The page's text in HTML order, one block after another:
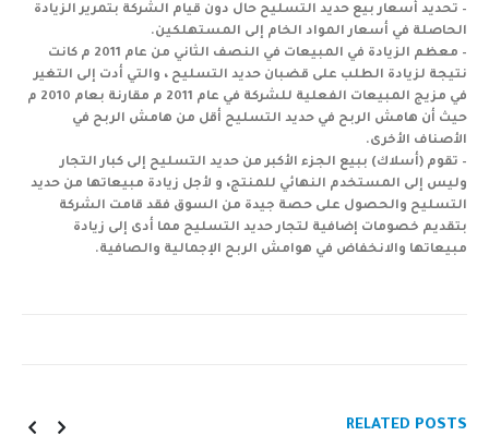
– تحديد أسعار بيع حديد التسليح حال دون قيام الشركة بتمرير الزيادة
الحاصلة في أسعار المواد الخام إلى المستهلكين.
– معظم الزيادة في المبيعات في النصف الثاني من عام 2011 م كانت
نتيجة لزيادة الطلب على قضبان حديد التسليح ، والتي أدت إلى التغير
في مزيج المبيعات الفعلية للشركة في عام 2011 م مقارنة بعام 2010 م
حيث أن هامش الربح في حديد التسليح أقل من هامش الربح في
الأصناف الأخرى.
– تقوم (أسلاك) ببيع الجزء الأكبر من حديد التسليح إلى كبار التجار
وليس إلى المستخدم النهائي للمنتج، و لأجل زيادة مبيعاتها من حديد
التسليح والحصول على حصة جيدة من السوق فقد قامت الشركة
بتقديم خصومات إضافية لتجار حديد التسليح مما أدى إلى زيادة
مبيعاتها والانخفاض في هوامش الربح الإجمالية والصافية.
RELATED POSTS